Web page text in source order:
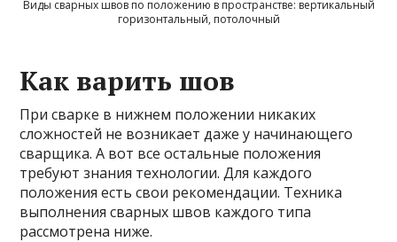
Виды сварных швов по положению в пространстве: вертикальный
горизонтальный, потолочный
Как варить шов
При сварке в нижнем положении никаких
сложностей не возникает даже у начинающего
сварщика. А вот все остальные положения
требуют знания технологии. Для каждого
положения есть свои рекомендации. Техника
выполнения сварных швов каждого типа
рассмотрена ниже.